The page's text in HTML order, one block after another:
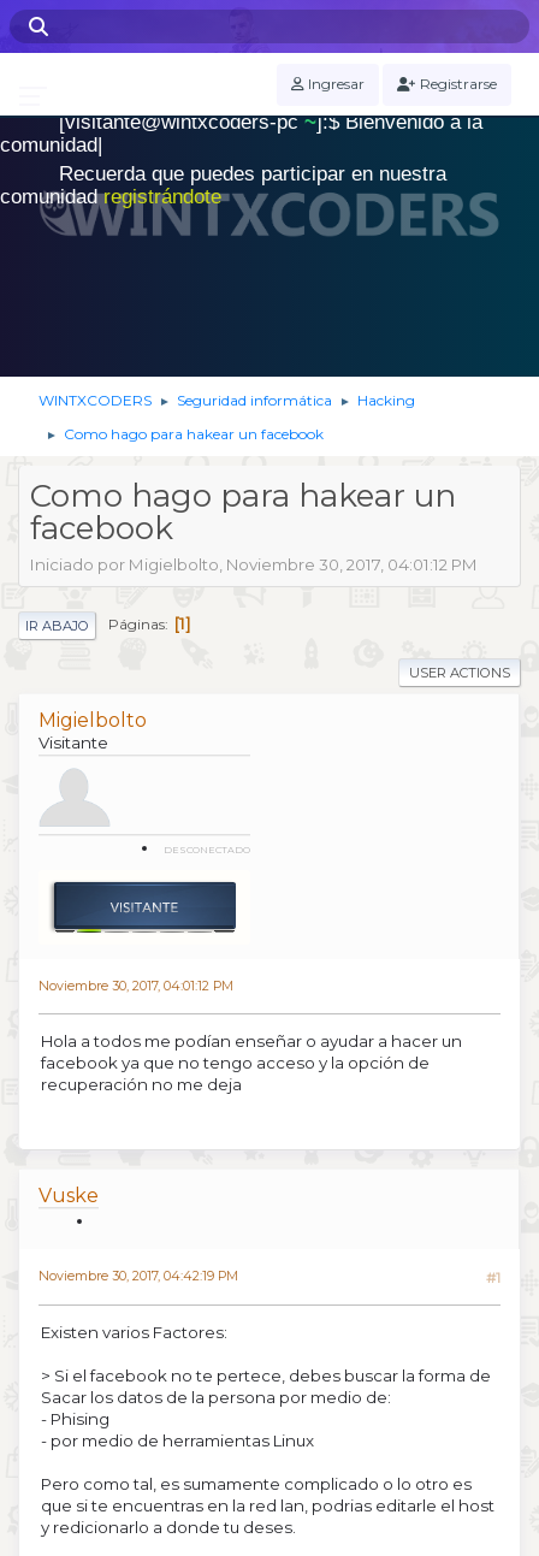
Ingresar Registrarse
WINTXCODERS Terminal
[visitante@wintxcoders-pc~]:$ .
Bienvenido a la
comunidad|
Recuerda que puedes participar en nuestra
comunidadregistrándote
WINTXCODERS ► Seguridad informática ► Hacking
► Como hago para hakear un facebook
Como hago para hakear un
facebook
Iniciado por Migielbolto, Noviembre 30, 2017, 04:01:12 PM
IR ABAJO Páginas 1
USER ACTIONS
Migielbolto
Visitante
DESCONECTADO
Noviembre 30, 2017, 04:01:12 PM
Hola a todos me podían enseñar o ayudar a hacer un
facebook ya que no tengo acceso y la opción de
recuperación no me deja
Vuske
Noviembre 30, 2017, 04:42:19 PM #1
Existen varios Factores:
> Si el facebook no te pertece, debes buscar la forma de
Sacar los datos de la persona por medio de:
- Phising
- por medio de herramientas Linux
Pero como tal, es sumamente complicado o lo otro es
que si te encuentras en la red lan, podrias editarle el host
y redicionarlo a donde tu deses.